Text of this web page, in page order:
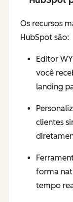
Os recursos
HubSpot são:
Editor
você
landing
clientes
forma
tempo